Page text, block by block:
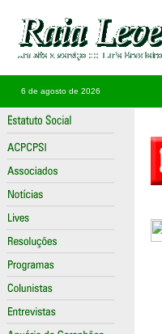
6 de agosto de 2026